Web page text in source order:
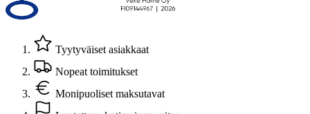
Tyytyväiset asiakkaat
Nopeat toimitukset
Monipuoliset maksutavat